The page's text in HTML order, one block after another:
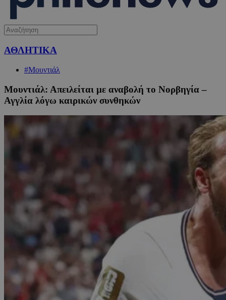
ΑΘΛΗΤΙΚΑ
#Μουντιάλ
Μουντιάλ: Απειλείται με αναβολή το Νορβηγία –
Αγγλία λόγω καιρικών συνθηκών